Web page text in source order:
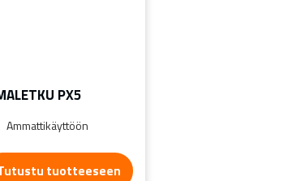
PX5
Ammattikäyttöön
tuotteeseen